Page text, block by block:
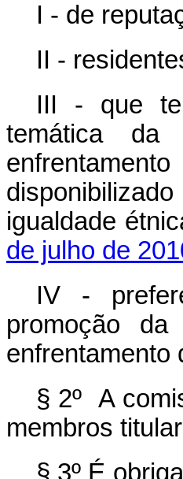
I - de
II -
III - que
temática da
igualdade
de julho de
IV -
promoção
enfrentamento
§ 2º A
membros
§ 3º É